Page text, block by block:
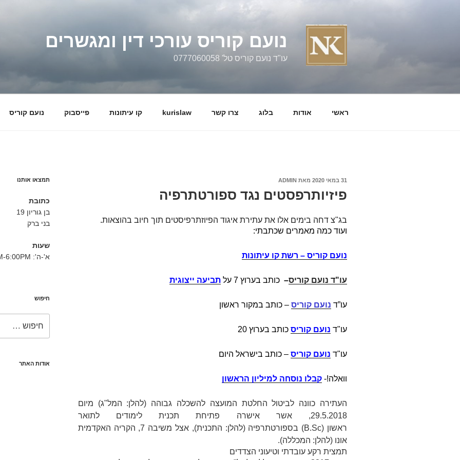
נועם קוריס עורכי דין ומגשרים
עו"ד נועם קוריס טל' 0777060058
ראשי אודות בלוג צרו קשר kurislaw קו עיתונות פייסבוק נועם קוריס
פורסם
31 במאי 2020 מאת ADMIN
פיזיותרפסטים נגד ספורטתרפיה
בג"צ דחה בימים אלו את עתירת איגוד הפיוזתרפיסטים תוך חיוב בהוצאות.
ועוד כמה מאמרים שכתבתי:
נועם קוריס – רשת קו עיתונות
עו"ד נועם קוריס– כותב בערוץ 7 על תביעה ייצוגית
עו”ד נועם קוריס – כותב במקור ראשון
עו"ד נועם קוריס כותב בערוץ 20
עו"ד נועם קוריס – כותב בישראל היום
וואלה!- קבלו נוסחה למיליון הראשון
העתירה כוונה לביטול החלטת המועצה להשכלה גבוהה (להלן: המל"ג) מיום
29.5.2018, אשר אישרה פתיחת תכנית לימודים לתואר
ראשון (B.Sc) בספורטתרפיה
(להלן: התכנית), אצל משיבה 7, הקריה האקדמית
אונו (להלן: המכללה).
תמצית רקע עובדתי וטיעוני הצדדים
תמצאו אותנו
כתובת
בן גוריון 19
בני ברק
שעות
א'-ה': 8:30AM-6:00PM
חיפוש
אודות האתר